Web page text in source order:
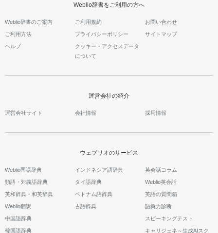
Weblio辞書をご利用の方へ
Weblio辞書のご案内 ご利用規約 お問い合わせ
ご利用方法 プライバシーポリシー サイトマップ
ヘルプ
クッキー・アクセスデータ
について
運営会社の紹介
運営会社サイト 会社情報 採用情報
ウェブリオのサービス
Weblio国語辞典
類語・対義語辞典
英和辞典・和英辞典
Weblio翻訳
中国語辞典
韓国語辞典
インドネシア語辞典
タイ語辞典
ベトナム語辞典
古語辞典
英会話コラム
Weblio英会話
英語の質問箱
語彙力診断
スピーキングテスト
キャリジェネ～生成AIスク